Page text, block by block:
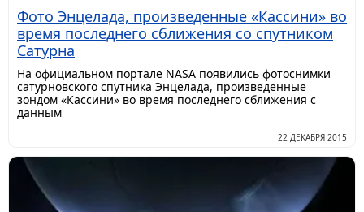
Фото Энцелада, произведенные «Кассини» во
время последнего сближения со спутником
Сатурна
На официальном портале NASA появились фотоснимки
сатурновского спутника Энцелада, произведенные
зондом «Кассини» во время последнего сближения с
данным
22 ДЕКАБРЯ 2015